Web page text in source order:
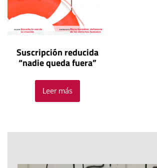
Suscripción reducida
“nadie queda fuera”
Leer más